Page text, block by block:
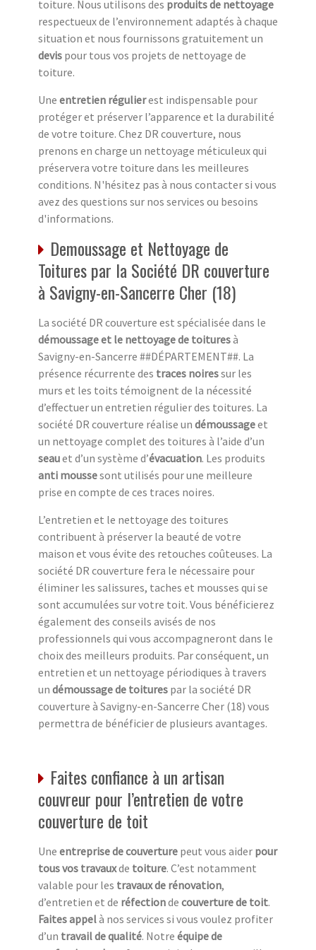
toiture. Nous utilisons des produits de nettoyage
respectueux de l’environnement adaptés à chaque
situation et nous fournissons gratuitement un
devis pour tous vos projets de nettoyage de
toiture.
Une entretien régulierest indispensable pour
protéger et préserver l’apparence et la durabilité
de votre toiture. Chez DR couverture, nous
prenons en charge un nettoyage méticuleux qui
préservera votre toiture dans les meilleures
conditions. N'hésitez pas à nous contacter si vous
avez des questions sur nos services ou besoins
d'informations.
Demoussage et Nettoyage de
Toitures par la Société DR couverture
à Savigny-en-Sancerre Cher (18)
La société DR couverture est spécialisée dans le
démoussage et le nettoyage de toituresà
Savigny-en-Sancerre ##DÉPARTEMENT##. La
présence récurrente des traces noiressur les
murs et les toits témoignent de la nécessité
d’effectuer un entretien régulier des toitures. La
société DR couverture réalise un démoussageet
un nettoyage complet des toitures à l’aide d’un
seauet d’un système d’évacuation. Les produits
anti moussesont utilisés pour une meilleure
prise en compte de ces traces noires.
L’entretien et le nettoyage des toitures
contribuent à préserver la beauté de votre
maison et vous évite des retouches coûteuses. La
société DR couverture fera le nécessaire pour
éliminer les salissures, taches et mousses qui se
sont accumulées sur votre toit. Vous bénéficierez
également des conseils avisés de nos
professionnels qui vous accompagneront dans le
choix des meilleurs produits. Par conséquent, un
entretien et un nettoyage périodiques à travers
un démoussage de toitures par la société DR
couverture à Savigny-en-Sancerre Cher (18) vous
permettra de bénéficier de plusieurs avantages.
Faites confiance à un artisan
couvreur pour l’entretien de votre
couverture de toit
Une entreprise de couverture peut vous aider pour
tous vos travauxde toiture. C’est notamment
valable pour les travaux de rénovation,
d’entretien et de réfectionde couverture de toit.
Faites appelà nos services si vous voulez profiter
d’un travail de qualité. Notre équipe de